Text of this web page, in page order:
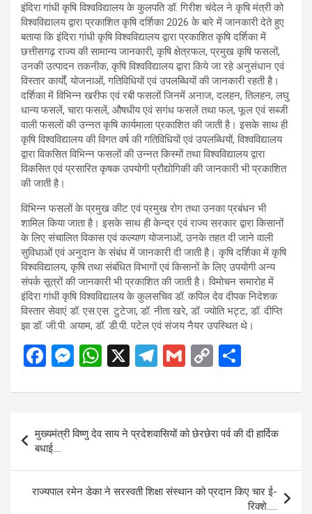
इंदिरा गांधी कृषि विश्वविद्यालय के कुलपति डॉ. गिरीश चंदेल ने कृषि मंत्री को
विश्वविद्यालय द्वारा प्रकाशित कृषि दर्शिका 2026 के बारे में जानकारी देते हुए
बताया कि इंदिरा गांधी कृषि विश्वविद्यालय द्वारा प्रकाशित कृषि दर्शिका में
छत्तीसगढ़ राज्य की सामान्य जानकारी, कृषि क्षेत्रफल, प्रमुख कृषि फसलों,
उनकी उत्पादन तकनीक, कृषि विश्वविद्यालय द्वारा किये जा रहे अनुसंधान एवं
विस्तार कार्यों, योजनाओं, गतिविधियों एवं उपलब्धियों की जानकारी रहती है।
दर्शिका में विभिन्न खरीफ एवं रबी फसलों जिनमें अनाज, दलहन, तिलहन, लघु
धान्य फसलें, चारा फसलें, औषधीय एवं सगंध फसलें तथा फल, फूल एवं सब्जी
वाली फसलों की उन्नत कृषि कार्यमाला प्रकाशित की जाती है। इसके साथ ही
कृषि विश्वविद्यालय की विगत वर्ष की गतिविधियों एवं उपलब्धियों, विश्वविद्यालय
द्वारा विकसित विभिन्न फसलों की उन्नत किस्मों तथा विश्वविद्यालय द्वारा
विकसित एवं प्रसारित कृषक उपयोगी प्रौद्योगिकी की जानकारी भी प्रकाशित
की जाती है।
विभिन्न फसलों के प्रमुख कीट एवं प्रमुख रोग तथा उनका प्रबंधन भी
शामिल किया जाता है। इसके साथ ही केन्द्र एवं राज्य सरकार द्वारा किसानों
के लिए संचालित विकास एवं कल्याण योजनाओं, उनके तहत दी जाने वाली
सुविधाओं एवं अनुदान के संबंध में जानकारी दी जाती है। कृषि दर्शिका में कृषि
विश्वविद्यालय, कृषि तथा संबंधित विभागों एवं किसानों के लिए उपयोगी अन्य
संपर्क सूत्रों की जानकारी भी प्रकाशित की जाती है। विमोचन समारोह में
इंदिरा गांधी कृषि विश्वविद्यालय के कुलसचिव डॉ. कपिल देव दीपक निदेशक
विस्तार सेवाएं डॉ. एस.एस. टुटेजा, डॉ. नीता खरे, डॉ. ज्योति भट्ट, डॉ. दीप्ति
झा डॉ. जी.पी. अयाम, डॉ. डी.पी. पटेल एवं संजय नैयर उपस्थित थे।
F
ce
b
o
o
k
M
se
n
g
er
W
at
A
p
p
X
T
e
gr
a
m
G
ail
C
py
Li
n
k
ar
e
navigation
मुख्यमंत्री विष्णु देव साय ने प्रदेशवासियों को छेरछेरा पर्व की दी हार्दिक
बधाई….
राज्यपाल रमेन डेका ने सरस्वती शिक्षा संस्थान को प्रदान किए चार ई-
रिक्शे…..